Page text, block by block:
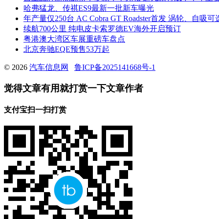
哈弗猛龙、传祺ES9最新一批新车曝光
年产量仅250台 AC Cobra GT Roadster首发 涡轮、自吸可
续航700公里 纯电皮卡索罗德EV海外开启预订
粤港澳大湾区车展重磅车盘点
北京奔驰EQE预售53万起
© 2026 汽车信息网 鲁ICP备2025141668号-1
觉得文章有用就打赏一下文章作者
支付宝扫一扫打赏